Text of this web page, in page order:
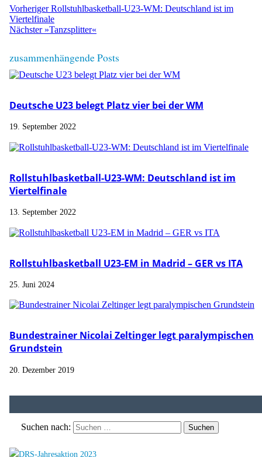
Vorheriger Rollstuhlbasketball-U23-WM: Deutschland ist im
Viertelfinale
Nächster »Tanzsplitter«
zusammenhängende Posts
Deutsche U23 belegt Platz vier bei der WM
19. September 2022
Rollstuhlbasketball-U23-WM: Deutschland ist im
Viertelfinale
13. September 2022
Rollstuhlbasketball U23-EM in Madrid – GER vs ITA
25. Juni 2024
Bundestrainer Nicolai Zeltinger legt paralympischen
Grundstein
20. Dezember 2019
Suchen nach: